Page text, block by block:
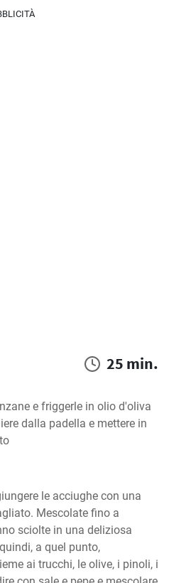
25 min.
e friggerle in olio d'oliva
dalla padella e mettere in
le acciughe con una
Mescolate fino a
sciolte in una deliziosa
a quel punto,
ai trucchi, le olive, i pinoli, i